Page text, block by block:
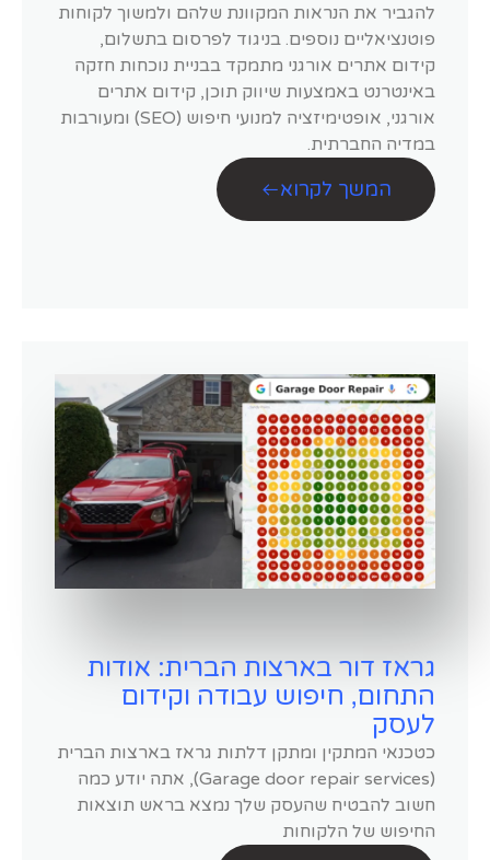
להגביר את הנראות המקוונת שלהם ולמשוך לקוחות
פוטנציאליים נוספים. בניגוד לפרסום בתשלום,
קידום אתרים אורגני מתמקד בבניית נוכחות חזקה
באינטרנט באמצעות שיווק תוכן, קידום אתרים
אורגני, אופטימיזציה למנועי חיפוש (SEO) ומעורבות
במדיה החברתית.
המשך לקרוא
גראז דור בארצות הברית: אודות
התחום, חיפוש עבודה וקידום
לעסק
כטכנאי המתקין ומתקן דלתות גראז בארצות הברית
(Garage door repair services), אתה יודע כמה
חשוב להבטיח שהעסק שלך נמצא בראש תוצאות
החיפוש של הלקוחות